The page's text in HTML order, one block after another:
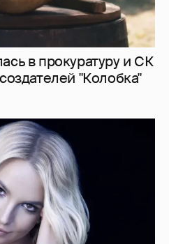
в прокуратуру и СК
"Колобка"